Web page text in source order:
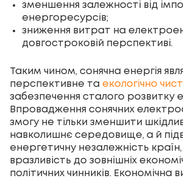
зменшення залежності від
енергоресурсів;
зниження витрат на
довгостроковій перспективі.
Таким чином, сонячна енергія
перспективне та екологічно
забезпечення сталого розвитку
Впровадження сонячних
змогу не тільки зменшити
навколишнє середовище, а й
енергетичну незалежність
вразливість до зовнішніх
політичних чинників. Економічна